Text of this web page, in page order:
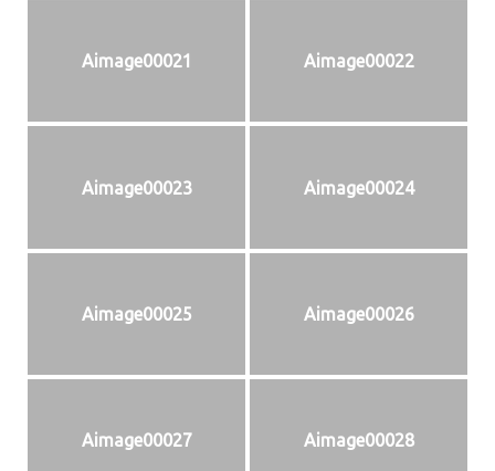
Aimage00021 Aimage00022
Aimage00023 Aimage00024
Aimage00025 Aimage00026
Aimage00027 Aimage00028